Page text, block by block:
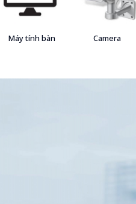
Máy tính bàn Camera